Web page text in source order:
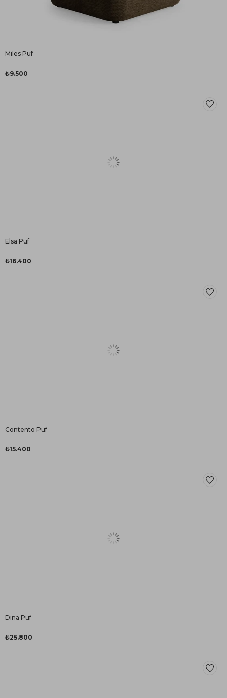
Miles Puf
₺9.500
Elsa Puf
₺16.400
Contento Puf
₺15.400
Dina Puf
₺25.800